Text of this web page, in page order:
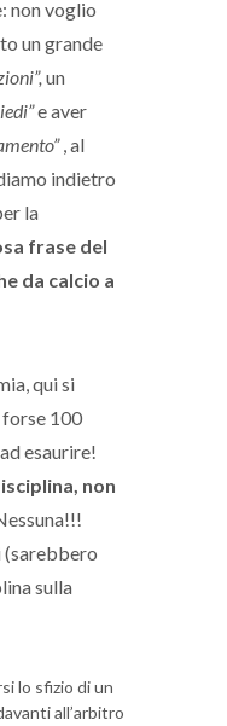
non voglio
un grande
un
e aver
, al
indietro
la
frase del
da calcio a
qui si
100
esaurire!
non
(sarebbero
sulla
lo sfizio di un
all’arbitro